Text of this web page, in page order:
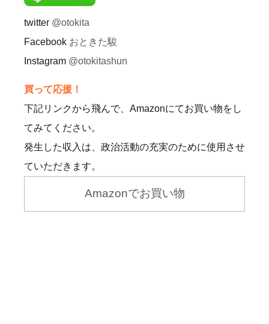
twitter @otokita
Facebook おときた駿
Instagram @otokitashun
買って応援！
下記リンクから飛んで、Amazonにてお買い物をし
てみてください。
発生した収入は、政治活動の充実のために使用させ
ていただきます。
Amazonでお買い物